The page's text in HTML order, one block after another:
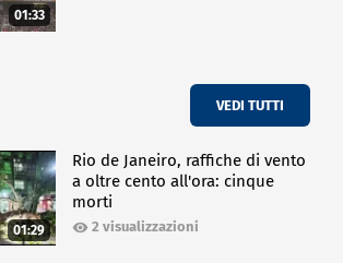
01:33
VEDI TUTTI
01:29
Rio de Janeiro, raffiche di vento
a oltre cento all'ora: cinque
morti
2 visualizzazioni